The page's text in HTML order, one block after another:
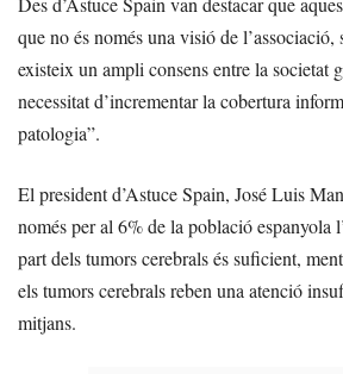
que no és només una visió de l’associació,
existeix un ampli consens entre la societat
necessitat d’incrementar la cobertura
patologia”.
El president d’Astuce Spain, José Luis
només per al 6% de la població espanyola
part dels tumors cerebrals és suficient,
els tumors cerebrals reben una atenció
mitjans.